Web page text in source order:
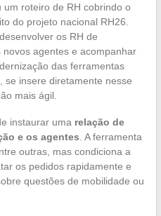
um roteiro de RH cobrindo o
do projeto nacional RH26.
os RH de
agentes e acompanhar
das ferramentas
se insere diretamente nesse
mais ágil.
instaurar uma relação de
e os agentes. A ferramenta
outras, mas condiciona a
os pedidos rapidamente e
questões de mobilidade ou